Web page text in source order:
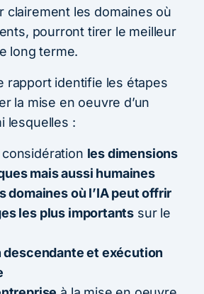
clairement les domaines où
pourront tirer le meilleur
long terme.
rapport identifie les étapes
la mise en oeuvre d’un
lesquelles :
les dimensions
mais aussi humaines
domaines où l’IA peut offrir
les plus importants sur le
descendante et exécution